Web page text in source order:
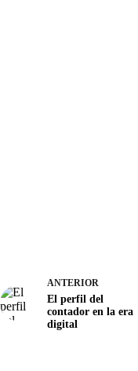
ANTERIOR
El perfil del
contador en la era
digital